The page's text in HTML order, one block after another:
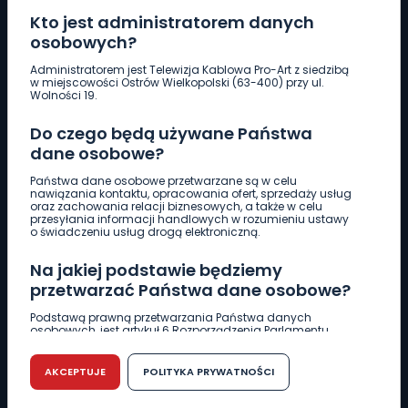
Kto jest administratorem danych
osobowych?
Administratorem jest Telewizja Kablowa Pro-Art z siedzibą
w miejscowości Ostrów Wielkopolski (63-400) przy ul.
Wolności 19.
Do czego będą używane Państwa
dane osobowe?
Państwa dane osobowe przetwarzane są w celu
nawiązania kontaktu, opracowania ofert, sprzedaży usług
oraz zachowania relacji biznesowych, a także w celu
przesyłania informacji handlowych w rozumieniu ustawy
o świadczeniu usług drogą elektroniczną.
Na jakiej podstawie będziemy
przetwarzać Państwa dane osobowe?
Podstawą prawną przetwarzania Państwa danych
osobowych, jest artykuł 6 Rozporządzenia Parlamentu
r. w sprawie ochrony osób fizycznych w związku z
przetwarzaniem danych osobowych w sprawie
swobodnego przepływu takich danych oraz uchylenia
dyrektywy 95/46/WE (RODO).
AKCEPTUJE POLITYKA PRYWATNOŚCI
Pobierz logotyp
661 997 997
REDAKCJA
62 735 22 22redakcja@wlkp24.info
DZIAŁ REKLAMY
62 735 01 85 reklama@wlkp24.info
WIADOMOŚCI
CIEKAWOSTKI